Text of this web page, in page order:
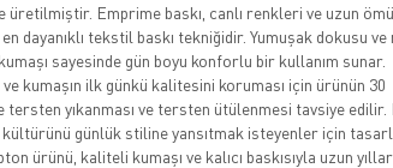
üretilmiştir. Emprime baskı, canlı renkleri ve uzun
en dayanıklı tekstil baskı tekniğidir. Yumuşak dokusu ve
sayesinde gün boyu konforlu bir kullanım sunar.
ve kumaşın ilk günkü kalitesini koruması için ürünün 30
tersten yıkanması ve tersten ütülenmesi tavsiye edilir.
günlük stiline yansıtmak isteyenler için
ürünü, kaliteli kumaşı ve kalıcı baskısıyla uzun yıllar